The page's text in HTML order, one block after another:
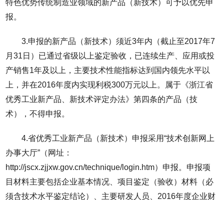
特色优势传统制造业领域的新产品（新技术）可予以优先申
报。
3.申报的新产品（新技术）须近3年内（截止至2017年7
月31日）已通过省级以上鉴定验收，已连续生产、应用或投
产销售1年及以上，主要技术性能指标达到国内领先水平以
上，并在2016年度内实现利税300万元以上。属于《浙江省
优秀工业新产品、新技术评定办法》第四条的产品（技
术），不得申报。
4.省优秀工业新产品（新技术）申报采用“技术创新网上
办事大厅”（网址：
http://jscx.zjjxw.gov.cn/technique/login.htm）申报。申报项
目材料主要包括企业基本情况、项目鉴定（验收）材料（必
须含技术水平鉴定结论）、主要研发人员、2016年度企业财